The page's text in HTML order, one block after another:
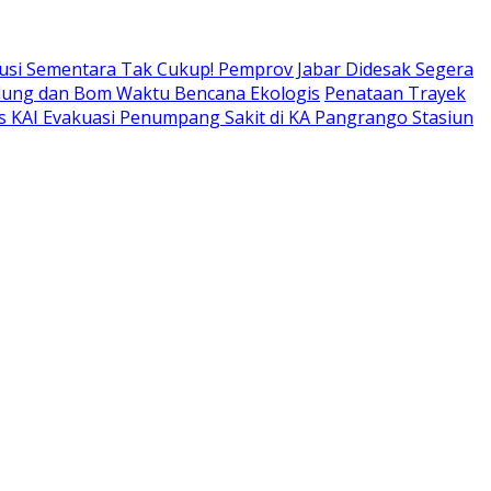
Sementara Tak Cukup! Pemprov Jabar Didesak Segera
dan Bom Waktu Bencana Ekologis Penataan Trayek
Evakuasi Penumpang Sakit di KA Pangrango Stasiun